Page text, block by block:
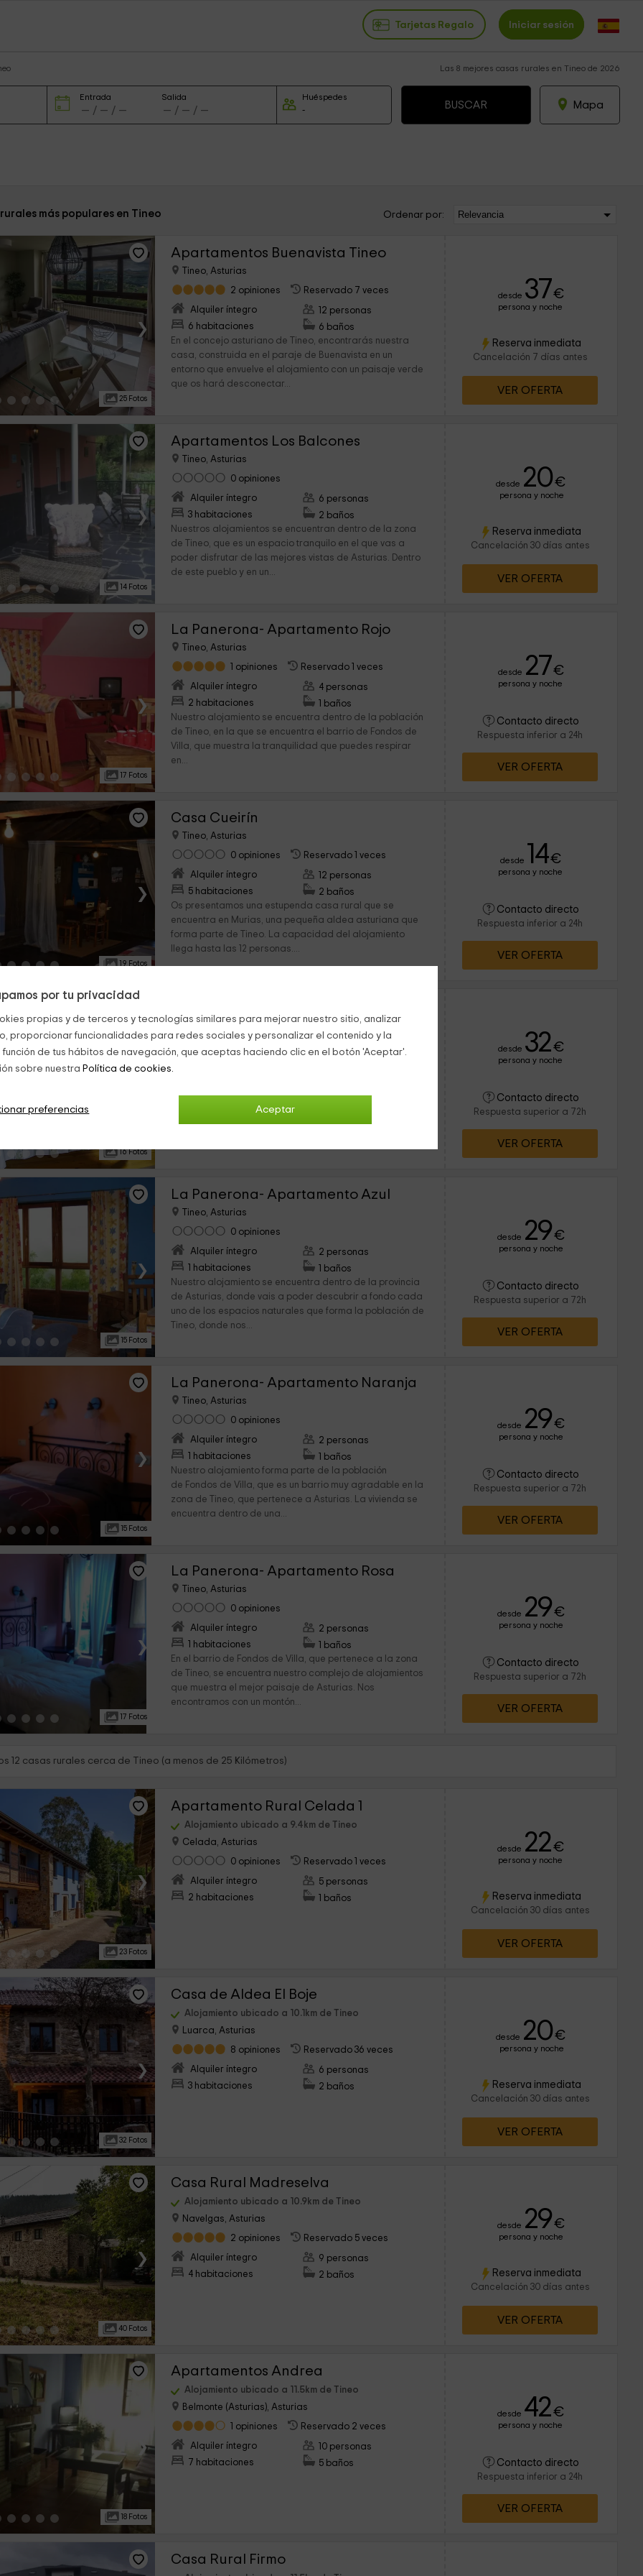
por tu privacidad
propias y de terceros y tecnologías similares para mejorar nuestro sitio, analizar
proporcionar funcionalidades para redes sociales y personalizar el contenido y la
de tus hábitos de navegación, que aceptas haciendo clic en el botón 'Aceptar'.
sobre nuestra Política de cookies.
Aceptar
preferencias
Tarjetas Regalo Iniciar sesión
Las 8 mejores casas rurales en Tineo de 2026
Entrada Salida Huéspedes
Mapa
más populares en Tineo Ordenar por:
›
25 Fotos
Apartamentos Buenavista Tineo
Tineo, Asturias
2 opiniones
Reservado 7 veces
Alquiler íntegro
6 habitaciones
12 personas
6 baños
En el concejo asturiano de Tineo, encontrarás nuestra
casa, construida en el paraje de Buenavista en un
entorno que envuelve el alojamiento con un paisaje verde
que os hará desconectar...
desde 37€
persona y noche
Reserva inmediata
Cancelación 7 días antes
VER OFERTA
›
14 Fotos
Apartamentos Los Balcones
Tineo, Asturias
0 opiniones
Alquiler íntegro
3 habitaciones
6 personas
2 baños
Nuestros alojamientos se encuentran dentro de la zona
de Tineo, que es un espacio tranquilo en el que vas a
poder disfrutar de las mejores vistas de Asturias. Dentro
de este pueblo y en un...
desde 20€
persona y noche
Reserva inmediata
Cancelación 30 días antes
VER OFERTA
›
17 Fotos
La Panerona- Apartamento Rojo
Tineo, Asturias
1 opiniones
Reservado 1 veces
Alquiler íntegro
2 habitaciones
4 personas
1 baños
Nuestro alojamiento se encuentra dentro de la población
de Tineo, en la que se encuentra el barrio de Fondos de
Villa, que muestra la tranquilidad que puedes respirar
en...
desde 27€
persona y noche
Contacto directo
Respuesta inferior a 24h
VER OFERTA
›
19 Fotos
Casa Cueirín
Tineo, Asturias
0 opiniones
Reservado 1 veces
Alquiler íntegro
5 habitaciones
12 personas
2 baños
Os presentamos una estupenda casa rural que se
encuentra en Murias, una pequeña aldea asturiana que
forma parte de Tineo. La capacidad del alojamiento
llega hasta las 12 personas....
desde 14€
persona y noche
Contacto directo
Respuesta inferior a 24h
VER OFERTA
›
16 Fotos
Tineo, Asturias
0 opiniones
Enclava dentro de los mejores parques naturales de toda
la provincia de Asturias, esta casa rural ofrece el mejor
alojamiento para disfrutar de una maravillosa estancia y
desde 32€
persona y noche
Contacto directo
Respuesta superior a 72h
VER OFERTA
›
15 Fotos
La Panerona- Apartamento Azul
Tineo, Asturias
0 opiniones
Alquiler íntegro
1 habitaciones
2 personas
1 baños
Nuestro alojamiento se encuentra dentro de la provincia
de Asturias, donde vais a poder descubrir a fondo cada
uno de los espacios naturales que forma la población de
Tineo, donde nos...
desde 29€
persona y noche
Contacto directo
Respuesta superior a 72h
VER OFERTA
›
15 Fotos
La Panerona- Apartamento Naranja
Tineo, Asturias
0 opiniones
Alquiler íntegro
1 habitaciones
2 personas
1 baños
Nuestro alojamiento forma parte de la población
de Fondos de Villa, que es un barrio muy agradable en la
zona de Tineo, que pertenece a Asturias. La vivienda se
encuentra dentro de una...
desde 29€
persona y noche
Contacto directo
Respuesta superior a 72h
VER OFERTA
›
17 Fotos
La Panerona- Apartamento Rosa
Tineo, Asturias
0 opiniones
Alquiler íntegro
1 habitaciones
2 personas
1 baños
En el barrio de Fondos de Villa, que pertenece a la zona
de Tineo, se encuentra nuestro complejo de alojamientos
que muestra el mejor paisaje de Asturias. Nos
encontramos con un montón...
desde 29€
persona y noche
Contacto directo
Respuesta superior a 72h
VER OFERTA
12 casas rurales cerca de Tineo (a menos de 25 Kilómetros)
›
23 Fotos
Apartamento Rural Celada 1
Alojamiento ubicado a 9.4km de Tineo
Celada, Asturias
0 opiniones
Reservado 1 veces
Alquiler íntegro
2 habitaciones
5 personas
1 baños
desde 22€
persona y noche
Reserva inmediata
Cancelación 30 días antes
VER OFERTA
›
32 Fotos
Casa de Aldea El Boje
Alojamiento ubicado a 10.1km de Tineo
Luarca, Asturias
8 opiniones
Reservado 36 veces
Alquiler íntegro
3 habitaciones
6 personas
2 baños
desde 20€
persona y noche
Reserva inmediata
Cancelación 30 días antes
VER OFERTA
›
40 Fotos
Casa Rural Madreselva
Alojamiento ubicado a 10.9km de Tineo
Navelgas, Asturias
2 opiniones
Reservado 5 veces
Alquiler íntegro
4 habitaciones
9 personas
2 baños
desde 29€
persona y noche
Reserva inmediata
Cancelación 30 días antes
VER OFERTA
›
18 Fotos
Apartamentos Andrea
Alojamiento ubicado a 11.5km de Tineo
Belmonte (Asturias), Asturias
1 opiniones
Reservado 2 veces
Alquiler íntegro
7 habitaciones
10 personas
5 baños
desde 42€
persona y noche
Contacto directo
Respuesta inferior a 24h
VER OFERTA
Casa Rural Firmo